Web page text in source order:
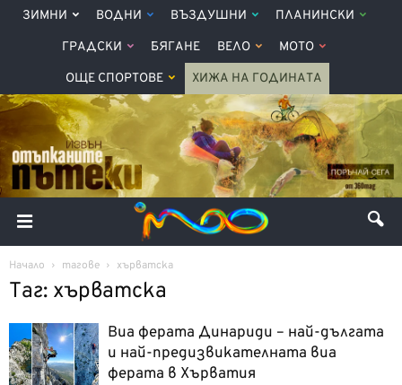
ЗИМНИ ВОДНИ ВЪЗДУШНИ ПЛАНИНСКИ
ГРАДСКИ БЯГАНЕ ВЕЛО МОТО
ОЩЕ СПОРТОВЕ ХИЖА НА ГОДИНАТА
Начало тагове хърватска
Таг: хърватска
Виа ферата Динариди – най-дългата
и най-предизвикателната виа
ферата в Хърватия